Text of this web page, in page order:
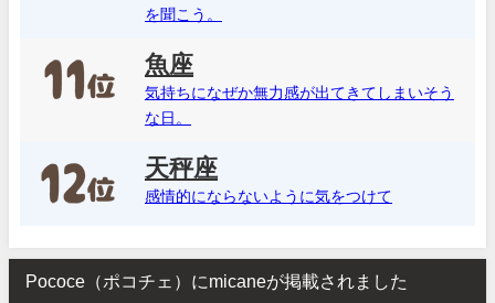
を聞こう。
魚座
気持ちになぜか無力感が出てきてしまいそう
な日。
天秤座
感情的にならないように気をつけて
Pococe（ポコチェ）にmicaneが掲載されました